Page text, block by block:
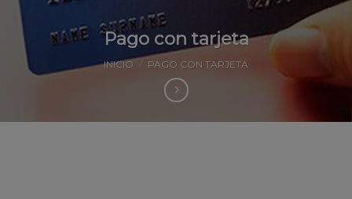
Pago con tarjeta
INICIO PAGO CON TARJETA